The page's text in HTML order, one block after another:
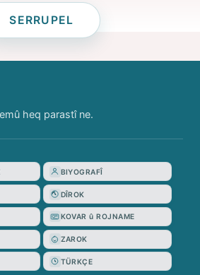
SERRUPEL
heq parastî ne.
BIYOGRAFÎ
DÎROK
KOVAR û ROJNAME
ZAROK
TÜRKÇE